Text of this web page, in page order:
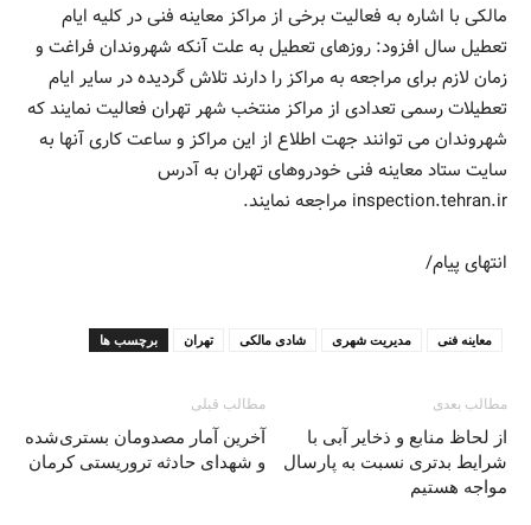
مالکی با اشاره به فعالیت برخی از مراکز معاینه فنی در کلیه ایام
تعطیل سال افزود: روزهای تعطیل به علت آنکه شهروندان فراغت و
زمان لازم برای مراجعه به مراکز را دارند تلاش گردیده در سایر ایام
تعطیلات رسمی تعدادی از مراکز منتخب شهر تهران فعالیت نمایند که
شهروندان می توانند جهت اطلاع از این مراکز و ساعت کاری آنها به
سایت ستاد معاینه فنی خودروهای تهران به آدرس
inspection.tehran.ir مراجعه نمایند.
انتهای پیام/
برچسب ها تهران شادی مالکی مدیریت شهری معاینه فنی
مطالب قبلی
آخرین آمار مصدومان بستری‌شده
و شهدای حادثه تروریستی کرمان
مطالب بعدی
از لحاظ منابع و ذخایر آبی با
شرایط بدتری نسبت به پارسال
مواجه هستیم